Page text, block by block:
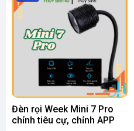
Đèn rọi Week Mini 7 Pro
chỉnh tiêu cự, chỉnh APP